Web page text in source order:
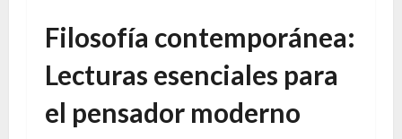
Filosofía contemporánea:
Lecturas esenciales para
el pensador moderno